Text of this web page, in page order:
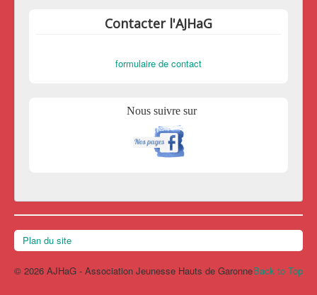
Contacter l'AJHaG
formulaire de contact
Nous suivre sur
Plan du site
Back to Top
© 2026 AJHaG - Association Jeunesse Hauts de Garonne